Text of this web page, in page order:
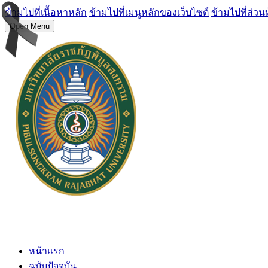
ข้ามไปที่เนื้อหาหลัก ข้ามไปที่เมนูหลักของเว็บไซต์ ข้ามไปที่ส่วน
Open Menu
หน้าแรก
ฉบับปัจจุบัน